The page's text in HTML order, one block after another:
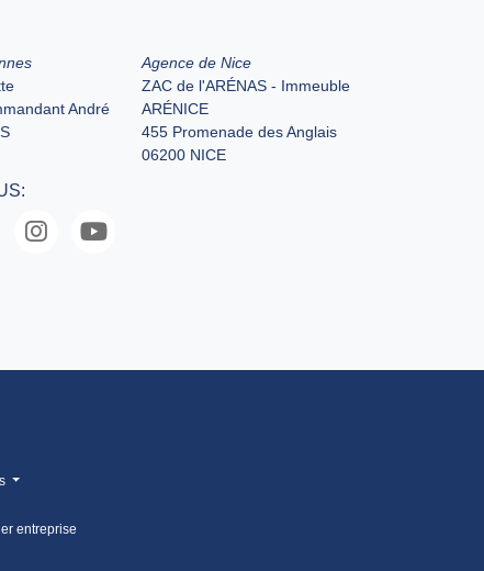
André
Agence de Nice
ZAC de l'ARÉNAS - Immeuble
ARÉNICE
455 Promenade des Anglais
06200 NICE
entreprise